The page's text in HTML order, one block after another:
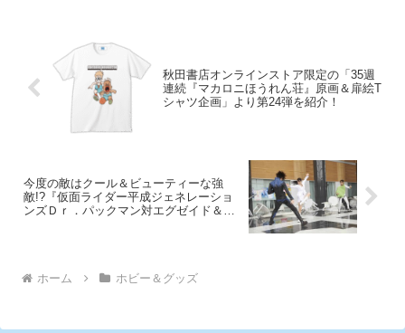
秋田書店オンラインストア限定の「35週
連続『マカロニほうれん荘』原画＆扉絵T
シャツ企画」より第24弾を紹介！
今度の敵はクール＆ビューティーな強
敵!?『仮面ライダー平成ジェネレーショ
ンズＤｒ．パックマン対エグゼイド＆ゴ
ホーム ホビー＆グッズ